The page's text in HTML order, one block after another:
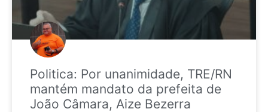
Politica: Por unanimidade, TRE/RN
mantém mandato da prefeita de
João Câmara, Aize Bezerra